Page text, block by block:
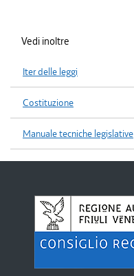
Vedi inoltre
Iter delle leggi
Costituzione
Manuale tecniche legislative